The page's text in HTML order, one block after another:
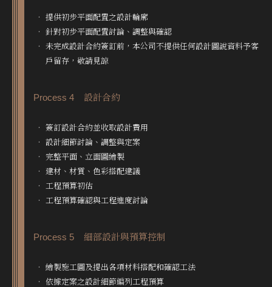
‧ 提供初步平面配置之設計輪廓
‧ 針對初步平面配置討論、調整與確認
‧ 未完成設計合約簽訂前，本公司不提供任何設計圖說資料予客
戶留存，敬請見諒
Process 4 設計合約
‧ 簽訂設計合約並收取設計費用
‧ 設計細節討論、調整與定案
‧ 完整平面、立面圖繪製
‧ 建材、材質、色彩搭配建議
‧ 工程預算初估
‧ 工程預算確認與工程進度討論
Process 5 細部設計與預算控制
‧ 繪製施⼯圖及提出各項材料搭配和確認⼯法
‧ 依據定案之設計細節編列⼯程預算